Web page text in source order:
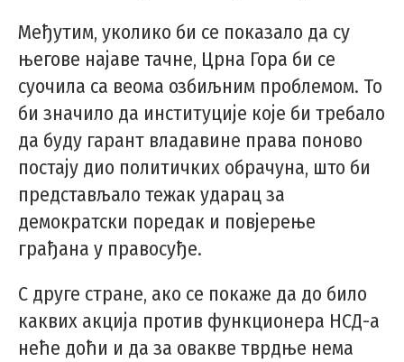
Међутим, уколико би се показало да су
његове најаве тачне, Црна Гора би се
суочила са веома озбиљним проблемом. То
би значило да институције које би требало
да буду гарант владавине права поново
постају дио политичких обрачуна, што би
представљало тежак ударац за
демократски поредак и повјерење
грађана у правосуђе.
С друге стране, ако се покаже да до било
каквих акција против функционера НСД-а
неће доћи и да за овакве тврдње нема